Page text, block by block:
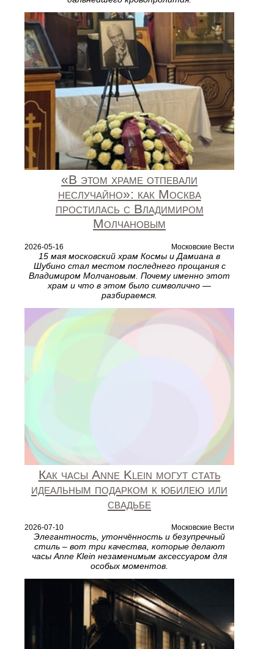
«В этом храме отпевали
неслучайно»: как Москва
простилась с Владимиром
Молчановым
2026-05-16 Московские Вести
15 мая московский храм Космы и Дамиана в
Шубино стал местом последнего прощания с
Владимиром Молчановым. Почему именно этот
храм и что в этом было символично —
разбираемся.
Как часы Anne Klein могут стать
идеальным подарком к юбилею или
свадьбе
2026-07-10 Московские Вести
Элегантность, утончённость и безупречный
стиль – вот три качества, которые делают
часы Anne Klein незаменимым аксессуаром для
особых моментов.